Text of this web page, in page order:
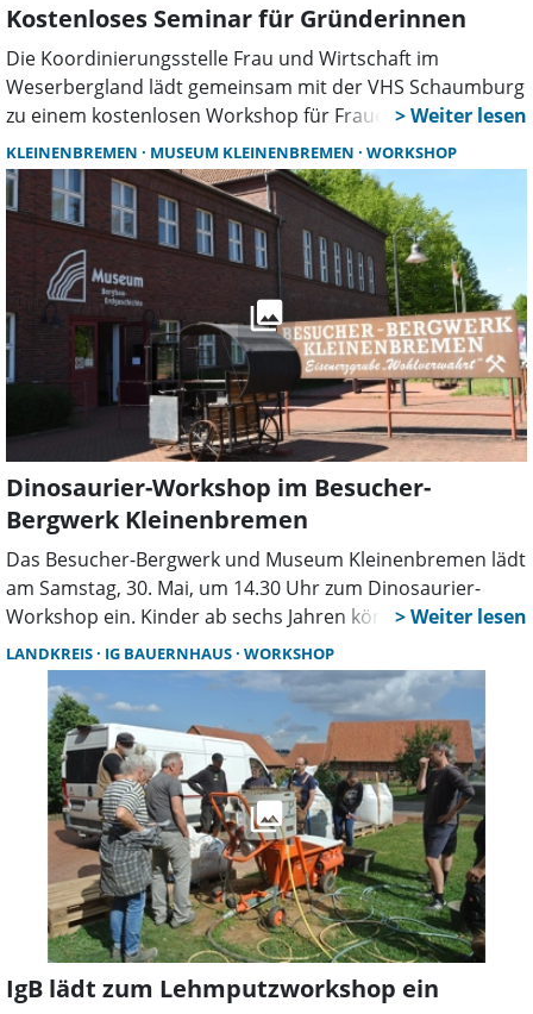
Kostenloses Seminar für Gründerinnen
Die Koordinierungsstelle Frau und Wirtschaft im
Weserbergland lädt gemeinsam mit der VHS Schaumburg
zu einem kostenlosen Workshop für Frauen ein, die eine
Selbstständigkeit planen oder sich bereits in der
Gründung befinden. Im Fokus stehen finanzielle
Absicherung, realistische Kalkulationen und die Planung
der privaten Altersvorsorge. Referentin ist die
Existenzgründungsberaterin Kirstin von Blomberg.
KLEINENBREMEN MUSEUM KLEINENBREMEN WORKSHOP
Dinosaurier-Workshop im Besucher-
Bergwerk Kleinenbremen
Das Besucher-Bergwerk und Museum Kleinenbremen lädt
am Samstag, 30. Mai, um 14.30 Uhr zum Dinosaurier-
Workshop ein. Kinder ab sechs Jahren können auf eine
Entdeckungsreise in die Welt der Urzeitgiganten gehen
und erfahren, welche Dinosaurier in der Region ihre
Spuren hinterlassen haben. Nach einer Einführung im
Museum, bei der Trittsiegel, Zähne und Knochen
vorgestellt werden, dürfen die jungen Teilnehmer in der
Museumswerkstatt kreativ werden. Jedes Kind hat die
Möglichkeit, seinen eigenen Dinosaurier aus Ton zu
formen. Das Programm endet gegen 16 Uhr.
LANDKREIS IG BAUERNHAUS WORKSHOP
IgB lädt zum Lehmputzworkshop ein